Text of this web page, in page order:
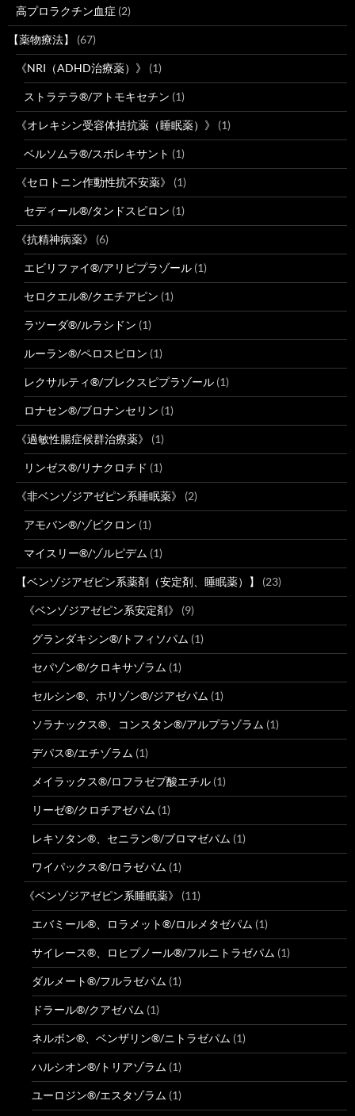
高プロラクチン血症 (2)
【薬物療法】 (67)
《NRI（ADHD治療薬）》 (1)
ストラテラ®/アトモキセチン (1)
《オレキシン受容体拮抗薬（睡眠薬）》 (1)
ベルソムラ®/スボレキサント (1)
《セロトニン作動性抗不安薬》 (1)
セディール®/タンドスピロン (1)
《抗精神病薬》 (6)
エビリファイ®/アリピプラゾール (1)
セロクエル®/クエチアピン (1)
ラツーダ®/ルラシドン (1)
ルーラン®/ペロスピロン (1)
レクサルティ®/ブレクスピプラゾール (1)
ロナセン®/ブロナンセリン (1)
《過敏性腸症候群治療薬》 (1)
リンゼス®/リナクロチド (1)
《非ベンゾジアゼピン系睡眠薬》 (2)
アモバン®/ゾピクロン (1)
マイスリー®/ゾルピデム (1)
【ベンゾジアゼピン系薬剤（安定剤、睡眠薬）】 (23)
《ベンゾジアゼピン系安定剤》 (9)
グランダキシン®/トフィソパム (1)
セパゾン®/クロキサゾラム (1)
セルシン®、ホリゾン®/ジアゼパム (1)
ソラナックス®、コンスタン®/アルプラゾラム (1)
デパス®/エチゾラム (1)
メイラックス®/ロフラゼプ酸エチル (1)
リーゼ®/クロチアゼパム (1)
レキソタン®、セニラン®/ブロマゼパム (1)
ワイパックス®/ロラゼパム (1)
《ベンゾジアゼピン系睡眠薬》 (11)
エバミール®、ロラメット®/ロルメタゼパム (1)
サイレース®、ロヒプノール®/フルニトラゼパム (1)
ダルメート®/フルラゼパム (1)
ドラール®/クアゼパム (1)
ネルボン®、ベンザリン®/ニトラゼパム (1)
ハルシオン®/トリアゾラム (1)
ユーロジン®/エスタゾラム (1)